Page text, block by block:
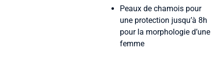
Peaux de chamois pour
une protection jusqu’à 8h
pour la morphologie d’une
femme